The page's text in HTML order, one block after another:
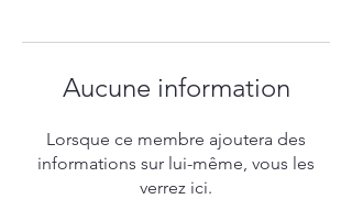
Aucune information
Lorsque ce membre ajoutera des
informations sur lui-même, vous les
verrez ici.